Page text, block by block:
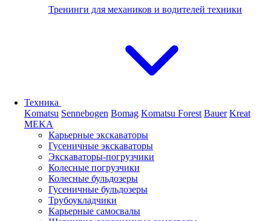
Тренинги для механиков и водителей техники
Техника
Komatsu Sennebogen Bomag Komatsu Forest Bauer Kreat
MEKA
Карьерные экскаваторы
Гусеничные экскаваторы
Экскаваторы-погрузчики
Колесные погрузчики
Колесные бульдозеры
Гусеничные бульдозеры
Трубоукладчики
Карьерные самосвалы